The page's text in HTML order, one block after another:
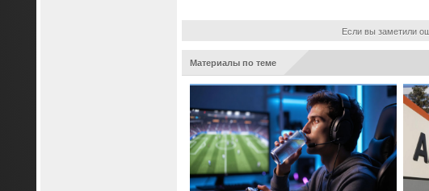
Если вы заметили
Материалы по теме